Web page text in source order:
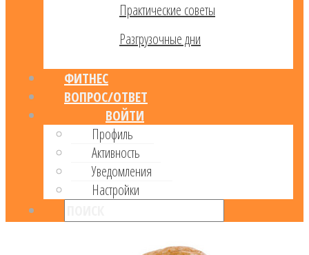
Практические советы
Разгрузочные дни
ФИТНЕС
ВОПРОС/ОТВЕТ
ВОЙТИ
Профиль
Активность
Уведомления
Настройки